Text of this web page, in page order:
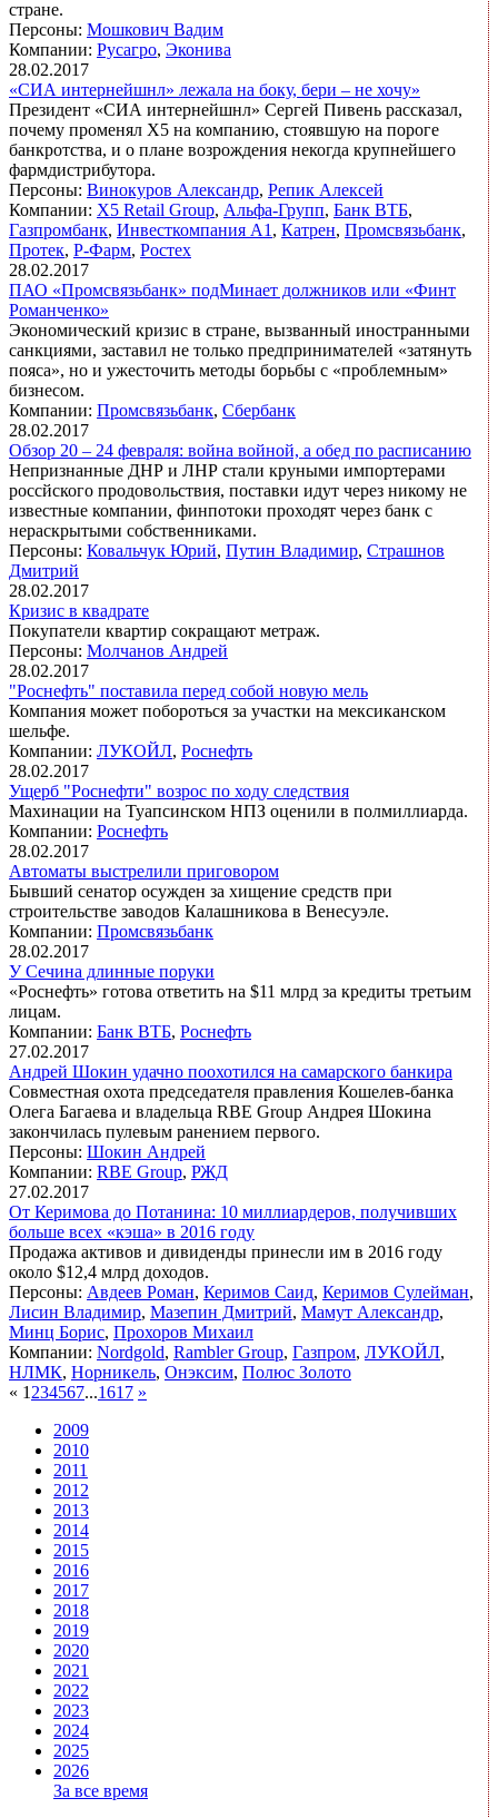
стране.
Персоны: Мошкович Вадим
Компании: Русагро, Эконива
28.02.2017
«СИА интернейшнл» лежала на боку, бери – не хочу»
Президент «СИА интернейшнл» Сергей Пивень рассказал,
почему променял Х5 на компанию, стоявшую на пороге
банкротства, и о плане возрождения некогда крупнейшего
фармдистрибутора.
Персоны: Винокуров Александр, Репик Алексей
Компании: X5 Retail Group, Альфа-Групп, Банк ВТБ,
Газпромбанк, Инвесткомпания А1 , Катрен, Промсвязьбанк,
Протек, Р-Фарм, Ростех
28.02.2017
ПАО «Промсвязьбанк» подМинает должников или «Финт
Романченко»
Экономический кризис в стране, вызванный иностранными
санкциями, заставил не только предпринимателей «затянуть
пояса», но и ужесточить методы борьбы с «проблемным»
бизнесом.
Компании: Промсвязьбанк, Сбербанк
28.02.2017
Обзор 20 – 24 февраля: война войной, а обед по расписанию
Непризнанные ДНР и ЛНР стали круными импортерами
россйского продовольствия, поставки идут через никому не
известные компании, финпотоки проходят через банк с
нераскрытыми собственниками.
Персоны: Ковальчук Юрий, Путин Владимир, Страшнов
Дмитрий
28.02.2017
Кризис в квадрате
Покупатели квартир сокращают метраж.
Персоны: Молчанов Андрей
28.02.2017
"Роснефть" поставила перед собой новую мель
Компания может побороться за участки на мексиканском
шельфе.
Компании: ЛУКОЙЛ, Роснефть
28.02.2017
Ущерб "Роснефти" возрос по ходу следствия
Махинации на Туапсинском НПЗ оценили в полмиллиарда.
Компании: Роснефть
28.02.2017
Автоматы выстрелили приговором
Бывший сенатор осужден за хищение средств при
строительстве заводов Калашникова в Венесуэле.
Компании: Промсвязьбанк
28.02.2017
У Сечина длинные поруки
«Роснефть» готова ответить на $11 млрд за кредиты третьим
лицам.
Компании: Банк ВТБ, Роснефть
27.02.2017
Андрей Шокин удачно поохотился на самарского банкира
Совместная охота председателя правления Кошелев-банка
Олега Багаева и владельца RBE Group Андрея Шокина
закончилась пулевым ранением первого.
Персоны: Шокин Андрей
Компании: RBE Group, РЖД
27.02.2017
От Керимова до Потанина: 10 миллиардеров, получивших
больше всех «кэша» в 2016 году
Продажа активов и дивиденды принесли им в 2016 году
около $12,4 млрд доходов.
Персоны: Авдеев Роман, Керимов Саид, Керимов Сулейман,
Лисин Владимир, Мазепин Дмитрий, Мамут Александр,
Минц Борис, Прохоров Михаил
Компании: Nordgold, Rambler Group, Газпром, ЛУКОЙЛ,
НЛМК, Норникель, Онэксим, Полюс Золото
« 1 234567...1617 »
2009
2010
2011
2012
2013
2014
2015
2016
2017
2018
2019
2020
2021
2022
2023
2024
2025
2026
За все время